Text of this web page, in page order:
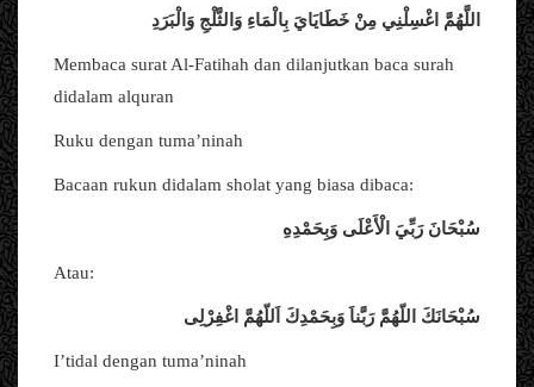
اللَّهُمَّ اغْسِلْنِي مِنْ خَطَايَايَ بِالْمَاءِ وَالثَّلْجِ وَالْبَرَدِ
Membaca surat Al-Fatihah dan dilanjutkan baca surah
didalam alquran
Ruku dengan tuma’ninah
Bacaan rukun didalam sholat yang biasa dibaca:
سُبْحَانَرَبِّيَ الْأَعْلَى وَبِحَمْدِهِ
Atau:
سُبْحَانَكَ اللّهُمَّرَبَّناَ وَبِحَمْدِكَ اَللّهُمَّ اغْفِرْلِى
I’tidal dengan tuma’ninah